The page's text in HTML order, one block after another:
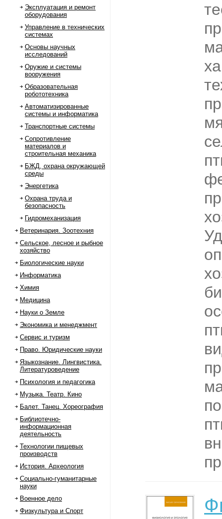
Эксплуатация и ремонт
оборудования
Управление в технических
системах
Основы научных
исследований
Оружие и системы
вооружения
Образовательная
робототехника
Автоматизированные
системы и информатика
Транспортные системы
Сопротивление
материалов и
строительная механика
БЖД, охрана окружающей
среды
Энергетика
Охрана труда и
безопасность
Гидромеханизация
Ветеринария. Зоотехния
Сельское, лесное и рыбное
хозяйство
Биологические науки
Информатика
Химия
Медицина
Науки о Земле
Экономика и менеджмент
Сервис и туризм
Право. Юридические науки
Языкознание. Лингвистика.
Литературоведение
Психология и педагогика
Музыка. Театр. Кино
Балет. Танец. Хореография
Библиотечно-
информационная
деятельность
Технологии пищевых
производств
История. Археология
Социально-гуманитарные
науки
Военное дело
Физкультура и Спорт